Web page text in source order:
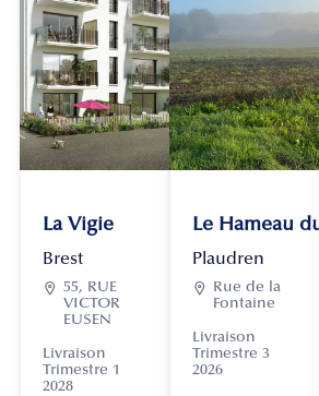
La Vigie
Brest
 55, RUE
VICTOR
EUSEN
Livraison
Trimestre 1
2028
Le Hameau
Plaudren

Rue de la
Fontaine
Livraison
Trimestre 3
2026